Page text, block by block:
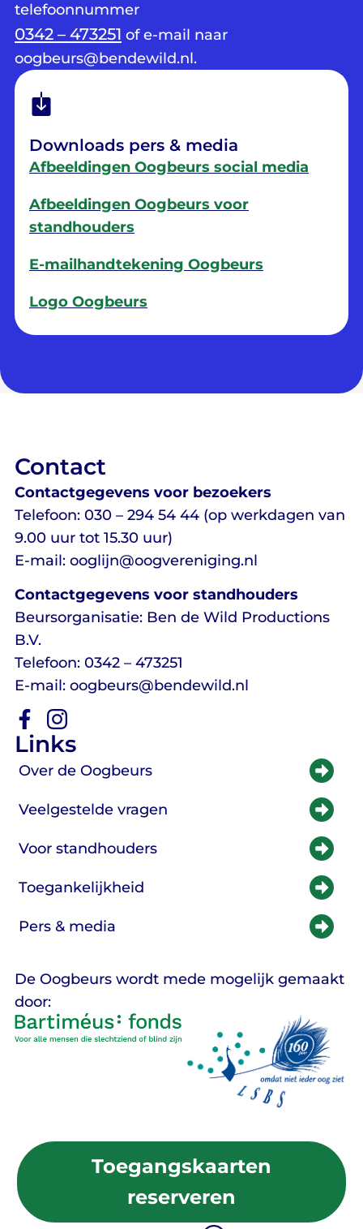
telefoonnummer
0342 – 473251 of e-mail naar
oogbeurs@bendewild.nl.
Downloads pers & media
Afbeeldingen Oogbeurs social media
Afbeeldingen Oogbeurs voor
standhouders
E-mailhandtekening Oogbeurs
Logo Oogbeurs
Contact
Contactgegevens voor bezoekers
Telefoon: 030 – 294 54 44 (op werkdagen van
9.00 uur tot 15.30 uur)
E-mail: ooglijn@oogvereniging.nl
Contactgegevens voor standhouders
Beursorganisatie: Ben de Wild Productions
B.V.
Telefoon: 0342 – 473251
E-mail: oogbeurs@bendewild.nl
Links
Over de Oogbeurs
Veelgestelde vragen
Voor standhouders
Toegankelijkheid
Pers & media
De Oogbeurs wordt mede mogelijk gemaakt
door:
Toegangskaarten
reserveren